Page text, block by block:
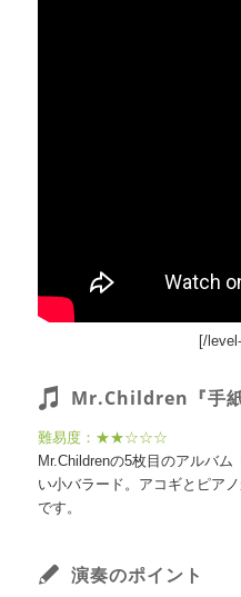
[/
Mr.Children『手紙
難易度：★★☆☆☆
Mr.Childrenの5枚目のアルバ
い小バラード。アコギとピア
です。
演奏のポイント